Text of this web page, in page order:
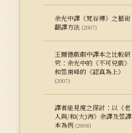
余光中譯《梵谷傳》之藝術
翻譯方法 (2007)
王爾德戲劇中譯本之比較研
究：余光中的《不可兒戲》
和張南峰的《認真為上》
(2007)
譯者能見度之探討：以《老
人與/和(大)海》余譯及張譯
本為例 (2008)